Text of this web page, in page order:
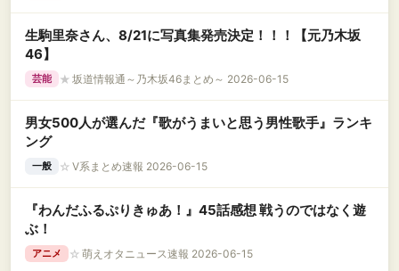
生駒里奈さん、8/21に写真集発売決定！！！【元乃木坂
46】
芸能 ★ 坂道情報通～乃木坂46まとめ～ 2026-06-15
男女500人が選んだ『歌がうまいと思う男性歌手』ランキ
ング
一般 ☆ V系まとめ速報 2026-06-15
『わんだふるぷりきゅあ！』45話感想 戦うのではなく遊
ぶ！
アニメ ☆ 萌えオタニュース速報 2026-06-15